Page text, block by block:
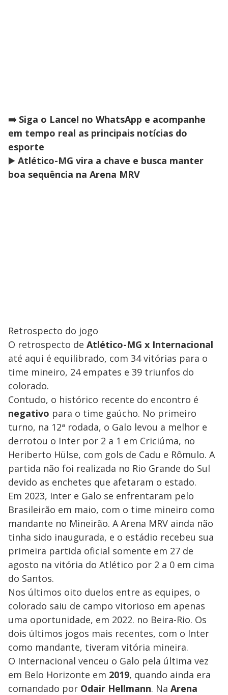
➡️ Siga o Lance! no WhatsApp e acompanhe
em tempo real as principais notícias do
esporte
▶️ Atlético-MG vira a chave e busca manter
boa sequência na Arena MRV
Retrospecto do jogo
O retrospecto de Atlético-MG x Internacional
até aqui é equilibrado, com 34 vitórias para o
time mineiro, 24 empates e 39 triunfos do
colorado.
Contudo, o histórico recente do encontro é
negativo para o time gaúcho. No primeiro
turno, na 12ª rodada, o Galo levou a melhor e
derrotou o Inter por 2 a 1 em Criciúma, no
Heriberto Hülse, com gols de Cadu e Rômulo. A
partida não foi realizada no Rio Grande do Sul
devido as enchetes que afetaram o estado.
Em 2023, Inter e Galo se enfrentaram pelo
Brasileirão em maio, com o time mineiro como
mandante no Mineirão. A Arena MRV ainda não
tinha sido inaugurada, e o estádio recebeu sua
primeira partida oficial somente em 27 de
agosto na vitória do Atlético por 2 a 0 em cima
do Santos.
Nos últimos oito duelos entre as equipes, o
colorado saiu de campo vitorioso em apenas
uma oportunidade, em 2022. no Beira-Rio. Os
dois últimos jogos mais recentes, com o Inter
como mandante, tiveram vitória mineira.
O Internacional venceu o Galo pela última vez
em Belo Horizonte em 2019, quando ainda era
comandado por Odair Hellmann. Na Arena